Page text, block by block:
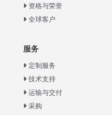
资格与荣誉
全球客户
服务
定制服务
技术支持
运输与交付
采购Turkish
Swahili
Urdu
Greek